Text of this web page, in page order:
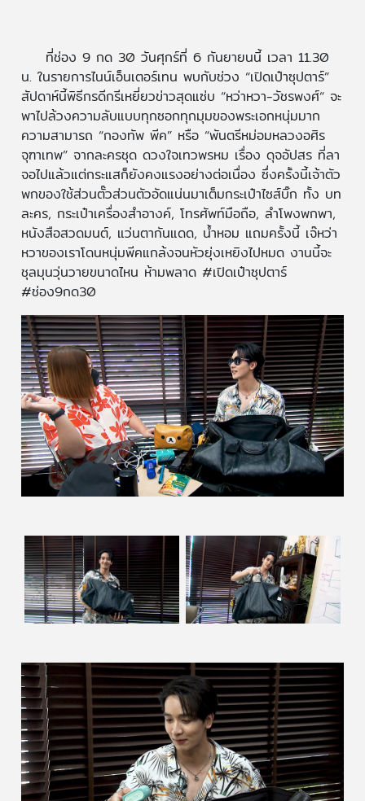
ที่ช่อง 9 กด 30 วันศุกร์ที่ 6 กันยายนนี้ เวลา 11.30
น. ในรายการไนน์เอ็นเตอร์เทน พบกับช่วง “เปิดเป๋าซุปตาร์”
สัปดาห์นี้พิธีกรดีกรีเหยี่ยวข่าวสุดแซ่บ “หว่าหวา-วัชรพงศ์“ จะ
พาไปล้วงความลับแบบทุกซอกทุกมุมของพระเอกหนุ่มมาก
ความสามารถ “กองทัพ พีค” หรือ “พันตรีหม่อมหลวงอศิร
จุฑาเทพ” จากละครชุด ดวงใจเทวพรหม เรื่อง ดุจอัปสร ที่ลา
จอไปแล้วแต่กระแสก็ยังคงแรงอย่างต่อเนื่อง ซึ่งครั้งนี้เจ้าตัว
พกของใช้ส่วนตั๊วส่วนตัวอัดแน่นมาเต็มกระเป๋าไซส์บิ๊ก ทั้ง บท
ละคร, กระเป๋าเครื่องสำอางค์, โทรศัพท์มือถือ, ลำโพงพกพา,
หนังสือสวดมนต์, แว่นตากันแดด, น้ำหอม แถมครั้งนี้ เจ๊หว่า
หวาของเราโดนหนุ่มพีคแกล้งจนหัวยุ่งเหยิงไปหมด งานนี้จะ
ชุลมุนวุ่นวายขนาดไหน ห้ามพลาด #เปิดเป๋าซุปตาร์
#ช่อง9กด30